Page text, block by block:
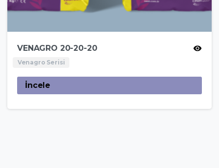
VENAGRO 20-20-20
Venagro Serisi
İncele